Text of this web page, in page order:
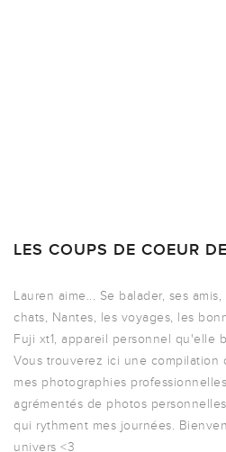
LES COUPS DE COEUR
Lauren aime... Se balader, ses
chats, Nantes, les voyages, les
Fuji xt1, appareil personnel qu'elle
Vous trouverez ici une compilation
mes photographies
agrémentés de photos
qui rythment mes journées.
univers <3